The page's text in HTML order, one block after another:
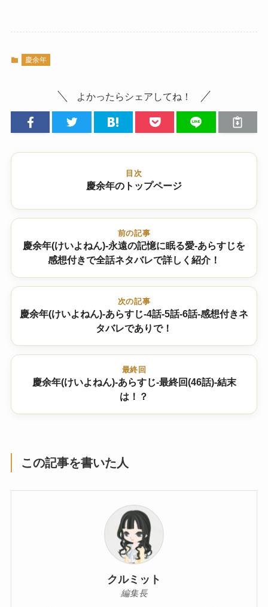
慶余年
よかったらシェアしてね！
目次
慶余年のトップページ
前の記事
慶余年(けいよねん)-永遠の記憶に眠る愛-あらすじを
感想付きで全話ネタバレで詳しく紹介！
次の記事
慶余年(けいよねん)-あらすじ-4話-5話-6話-感想付きネ
タバレでありで！
最終回
慶余年(けいよねん)-あらすじ-最終回(46話)-結末
は！？
この記事を書いた人
クルミット
編集長